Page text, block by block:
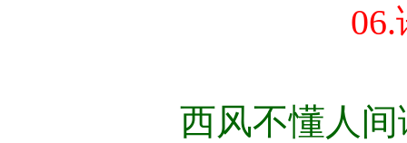
06.
西风不懂人